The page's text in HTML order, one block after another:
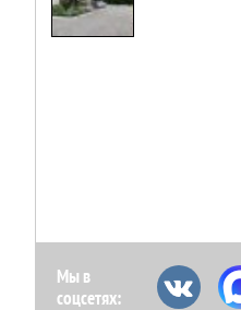
Мы в
соцсетях: